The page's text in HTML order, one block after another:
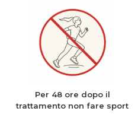
Per 48 ore dopo il
trattamento non fare sport